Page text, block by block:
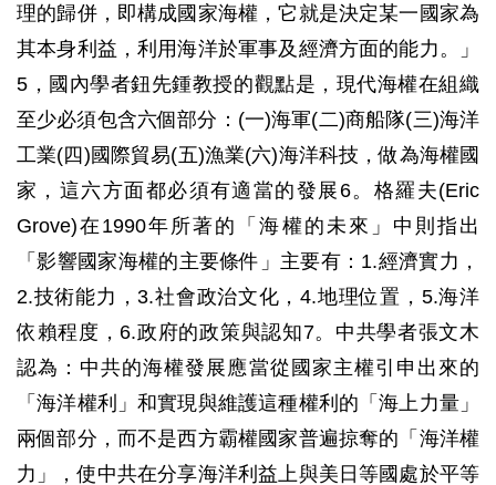
理的歸併，即構成國家海權，它就是決定某一國家為
其本身利益，利用海洋於軍事及經濟方面的能力。」
5，國內學者鈕先鍾教授的觀點是，現代海權在組織
至少必須包含六個部分：(一)海軍(二)商船隊(三)海洋
工業(四)國際貿易(五)漁業(六)海洋科技，做為海權國
家，這六方面都必須有適當的發展6。格羅夫(Eric
Grove)在1990年所著的「海權的未來」中則指出
「影響國家海權的主要條件」主要有：1.經濟實力，
2.技術能力，3.社會政治文化，4.地理位置，5.海洋
依賴程度，6.政府的政策與認知7。中共學者張文木
認為：中共的海權發展應當從國家主權引申出來的
「海洋權利」和實現與維護這種權利的「海上力量」
兩個部分，而不是西方霸權國家普遍掠奪的「海洋權
力」，使中共在分享海洋利益上與美日等國處於平等